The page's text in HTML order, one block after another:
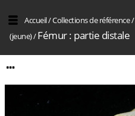
Accueil/Collections de référence/
(jeune)/Fémur : partie distale